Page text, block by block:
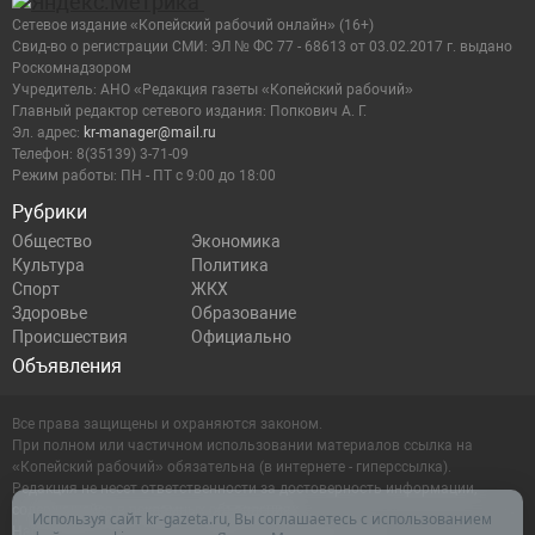
Рубрики
Общество
Экономика
Культура
Политика
Спорт
ЖКХ
Здоровье
Образование
Происшествия
Официально
Объявления
Сетевое издание «Копейский рабочий онлайн» (16+)
Cвид-во о регистрации СМИ: ЭЛ № ФС 77 - 68613 от 03.02.2017 г. выдано
Роскомнадзором
Учредитель: АНО «Редакция газеты «Копейский рабочий»
Главный редактор сетевого издания: Попкович А. Г.
Эл. адрес: kr-manager@mail.ru
Телефон: 8(35139) 3-71-09
Режим работы: ПН - ПТ с 9:00 до 18:00
Все права защищены и охраняются законом.
При полном или частичном использовании материалов ссылка на
«Копейский рабочий» обязательна (в интернете - гиперссылка).
Редакция не несет ответственности за достоверность информации,
содержащейся в рекламных объявлениях.
Настоящий ресурс может содержать материалы 16+
Используя сайт kr-gazeta.ru, Вы соглашаетесь с использованием